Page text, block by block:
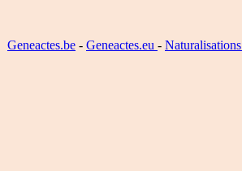
Geneactes.be - Geneactes.eu - Naturalisations